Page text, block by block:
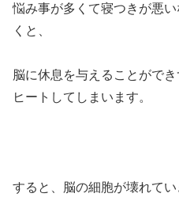
悩み事が多くて寝つきが悪
くと、
脳に休息を与えることがで
ヒートしてしまいます。
すると、脳の細胞が壊れて